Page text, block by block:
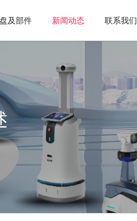
及部件 新闻动态 联系我们